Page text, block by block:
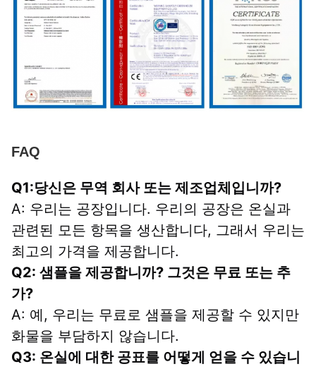
FAQ
Q1:당신은 무역 회사 또는 제조업체입니까?
A: 우리는 공장입니다. 우리의 공장은 온실과
관련된 모든 항목을 생산합니다, 그래서 우리는
최고의 가격을 제공합니다.
Q2: 샘플을 제공합니까? 그것은 무료 또는 추
가?
A: 예, 우리는 무료로 샘플을 제공할 수 있지만
화물을 부담하지 않습니다.
Q3: 온실에 대한 공표를 어떻게 얻을 수 있습니